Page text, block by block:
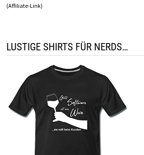
(Affiliate-Link)
LUSTIGE SHIRTS FÜR NERDS…